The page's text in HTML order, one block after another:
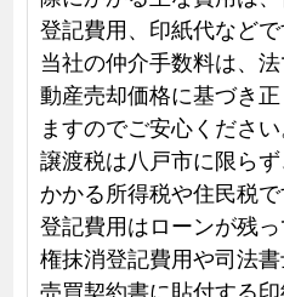
登記費用、印紙代などで
当社の仲介手数料は、
動産売却価格に基づき
ますのでご安心ください
譲渡税は八戸市に限ら
かかる所得税や住民税で
登記費用はローンが残
権抹消登記費用や司法
売買契約書に貼付する印